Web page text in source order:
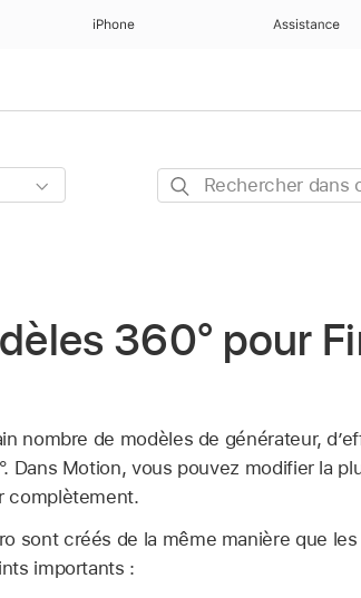
iPhone Assistance
Rechercher
360° pour
nombre de modèles de générateur,
Dans Motion, vous pouvez modifier la
complètement.
sont créés de la même manière que
importants :